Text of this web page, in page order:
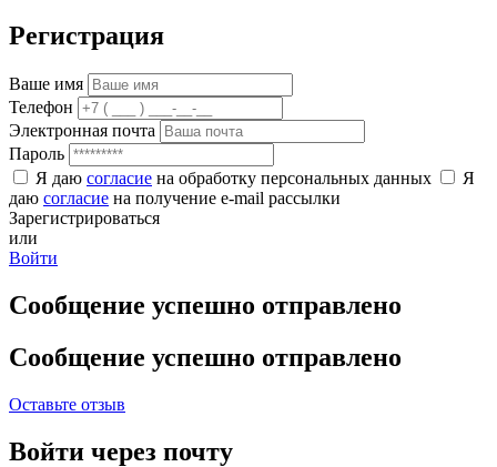
Регистрация
Ваше имя
Телефон
Электронная почта
Пароль
Я даю согласие на обработку персональных данных
Я
даю согласие на получение e-mail рассылки
Зарегистрироваться
или
Войти
Сообщение успешно отправлено
Сообщение успешно отправлено
Оставьте отзыв
Войти через почту